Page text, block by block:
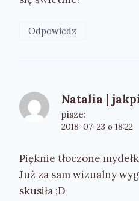
Odpowiedz
Natalia |
pisze:
2018-07-23 o 18:22
Pięknie tłoczone
Już za sam wizualny
skusiła ;D